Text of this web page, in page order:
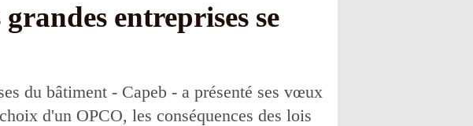
entreprises se
du bâtiment - Capeb - a présenté ses vœux
d'un OPCO, les conséquences des lois